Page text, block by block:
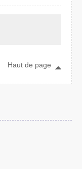
Haut de page